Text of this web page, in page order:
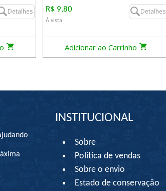
Detalhes R$ 9,80
À vista
Detalhes
Adicionar ao Carrinho
INSTITUCIONAL
Sobre
Política de vendas
Sobre o envio
Estado de conservação